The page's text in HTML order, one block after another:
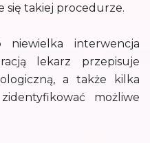
się takiej procedurze.
niewielka interwencja
lekarz przepisuje
a także kilka
możliwe